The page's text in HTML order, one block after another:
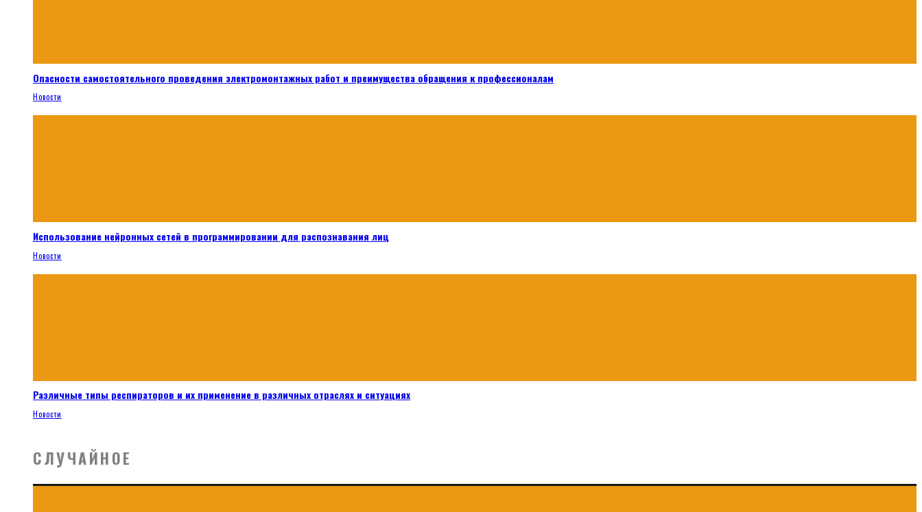
Опасности самостоятельного проведения электромонтажных работ и преимущества обращения к профессионалам
Новости
Использование нейронных сетей в программировании для распознавания лиц
Новости
Различные типы респираторов и их применение в различных отраслях и ситуациях
Новости
СЛУЧАЙНОЕ